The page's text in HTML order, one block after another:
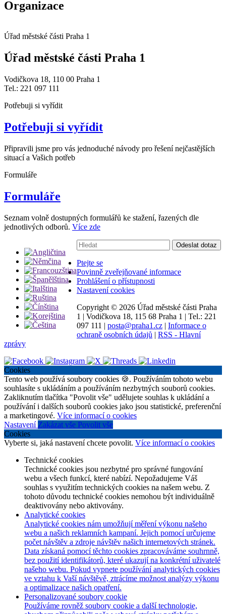
Organizace
Úřad městské části Praha 1
Úřad městské části Praha 1
Vodičkova 18, 110 00 Praha 1
Tel.: 221 097 111
Potřebuji si vyřídit
Potřebuji si vyřídit
Připravili jsme pro vás jednoduché návody pro řešení nejčastějších
situací a Vašich potřeb
Formuláře
Formuláře
Seznam volně dostupných formulářů ke stažení, řazených dle
jednotlivých odborů. Více zde
Vyhledávání:
Odeslat dotaz
Ptejte se
Povinně zveřejňované informace
Prohlášení o přístupnosti
Nastavení cookies
Copyright © 2026 Úřad městské části Praha
1 | Vodičkova 18, 115 68 Praha 1 | Tel.: 221
097 111 | posta@praha1.cz | Informace o
ochraně osobních údajů | RSS - Hlavní
zprávy
Cookies
Tento web používá soubory cookies 🍪. Používáním tohoto webu
souhlasíte s ukládáním a používáním nezbytných souborů cookies.
Zakliknutím tlačítka "Povolit vše" udělujete souhlas k ukládání a
používání i dalších souborů cookies jako jsou statistické, preferenční
a marketingové. Více informací o cookies
Nastavení Zakázat vše Povolit vše
Cookies
Vyberte si, jaká nastavení chcete povolit. Více informací o cookies
Technické cookies
Technické cookies jsou nezbytné pro správné fungování
webu a všech funkcí, které nabízí. Nepožadujeme Váš
souhlas s využitím technických cookies na našem webu. Z
tohoto důvodu technické cookies nemohou být individuálně
deaktivovány nebo aktivovány.
Analytické cookies
Analytické cookies nám umožňují měření výkonu našeho
webu a našich reklamních kampaní. Jejich pomocí určujeme
počet návštěv a zdroje návštěv našich internetových stránek.
Data získaná pomocí těchto cookies zpracováváme souhrnně,
bez použití identifikátorů, které ukazují na konkrétní uživatelé
našeho webu. Pokud vypnete používání analytických cookies
ve vztahu k Vaší návštěvě, ztrácíme možnost analýzy výkonu
a optimalizace našich opatření.
Personalizované soubory cookie
Používáme rovněž soubory cookie a další technologie,